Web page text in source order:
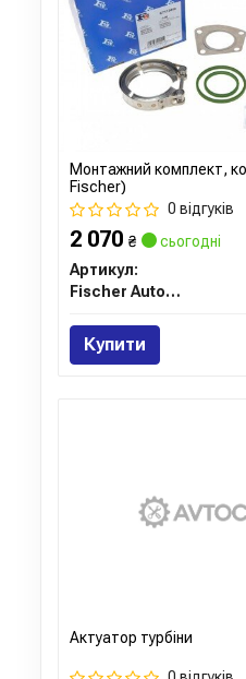
Монтажний комплект,
Fischer)
0 відгуків
2 070 ₴
сьогодні
Артикул:
Fischer Automotive One (FA1)
Купити
Актуатор турбіни